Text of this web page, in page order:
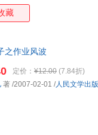
藏
之作业风波
定价： ¥12.00 (7.84折)
著 /2007-02-01 /人民文学出